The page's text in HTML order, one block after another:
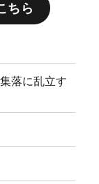
ちら
落に乱立す